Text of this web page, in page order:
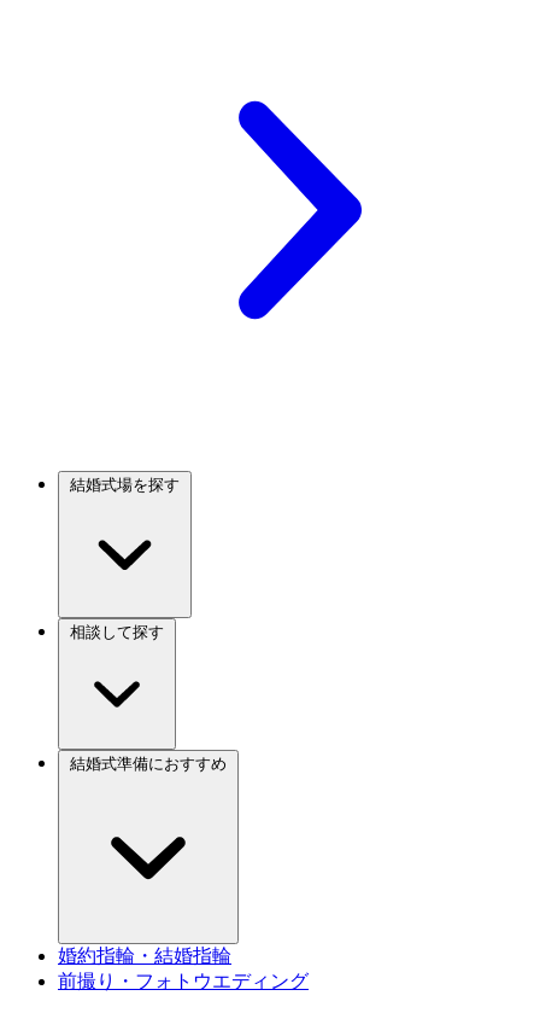
婚約指輪・結婚指輪
前撮り・フォトウエディング